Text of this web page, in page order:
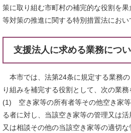
策に取り組む市町村の補完的な役割を
等対策の推進に関する特別措置法におい
支援法人に求める業務につ
本市では、法第24条に規定する業務
り組みを補完する役割として、次の業務
(1) 空き家等の所有者等その他空き家
る者に対し、当該空き家等の管理又は
又は相談その他の当該空き家等の適切